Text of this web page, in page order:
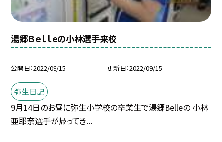
湯郷Ｂｅｌｌｅの小林選手来校
公開日 2022/09/15 更新日 2022/09/15
弥生日記
9月14日のお昼に弥生小学校の卒業生で湯郷Belleの 小林
亜耶奈選手が帰ってき...